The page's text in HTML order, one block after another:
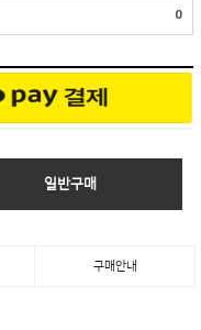
0
일반구매
구매안내